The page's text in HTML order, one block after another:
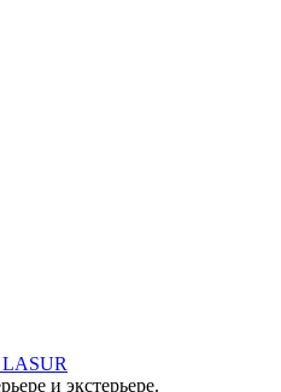
LASUR
и экстерьере.